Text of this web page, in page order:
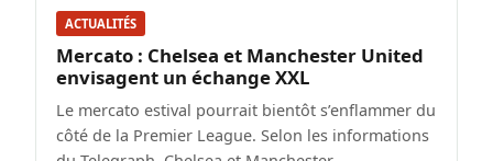
ACTUALITÉS
Mercato : Chelsea et Manchester United
envisagent un échange XXL
Le mercato estival pourrait bientôt s’enflammer du
côté de la Premier League. Selon les informations